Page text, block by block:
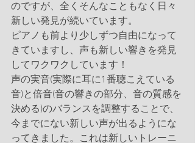
のですが、全くそんなこともなく日々
新しい発見が続いています。
ピアノも前より少しずつ自由になって
きていますし、声も新しい響きを発見
してワクワクしています！
声の実音(実際に耳に1番聴こえている
音)と倍音(音の響きの部分、音の質感を
決める)のバランスを調整することで、
今までにない新しい声が出るようにな
ってきました。これは新しいトレーニ